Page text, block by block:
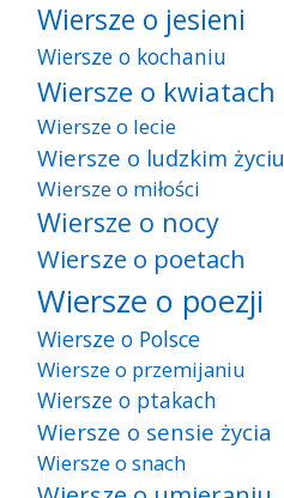
Wiersze o jesieni
Wiersze o kochaniu
Wiersze o kwiatach
Wiersze o lecie
Wiersze o ludzkim życiu
Wiersze o miłości
Wiersze o nocy
Wiersze o poetach
Wiersze o poezji
Wiersze o Polsce
Wiersze o przemijaniu
Wiersze o ptakach
Wiersze o sensie życia
Wiersze o snach